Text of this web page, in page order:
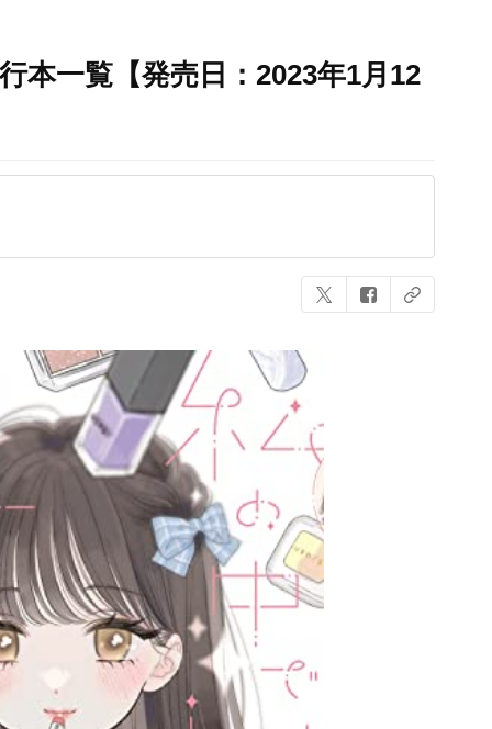
本一覧【発売日：2023年1月12